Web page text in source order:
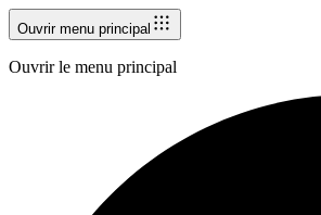
Ouvrir menu principal
Ouvrir le menu principal